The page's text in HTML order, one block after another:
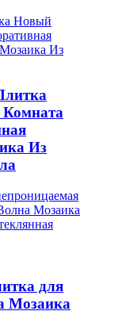
Из
для
Мозаика